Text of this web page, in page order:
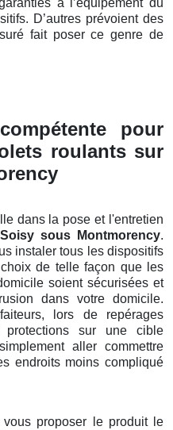
à l’équipement du
D’autres prévoient des
fait poser ce genre de
pour
roulants sur
dans la pose et l'entretien
sous Montmorency.
instaler tous les dispositifs
de telle façon que les
soient sécurisées et
dans votre domicile.
lors de repérages
sur une cible
aller commettre
endroits moins compliqué
proposer le produit le